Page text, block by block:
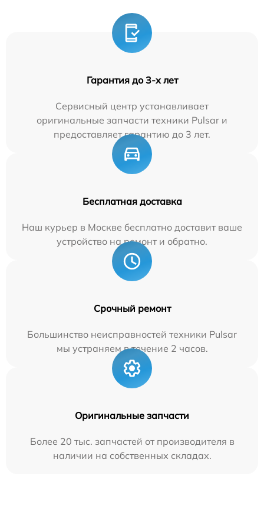
Гарантия до 3-х лет
Сервисный центр устанавливает
оригинальные запчасти техники Pulsar и
предоставляет гарантию до 3 лет.
Бесплатная доставка
Наш курьер в Москве бесплатно доставит ваше
устройство на ремонт и обратно.
Срочный ремонт
Большинство неисправностей техники Pulsar
мы устраняем в течение 2 часов.
Оригинальные запчасти
Более 20 тыс. запчастей от производителя в
наличии на собственных складах.